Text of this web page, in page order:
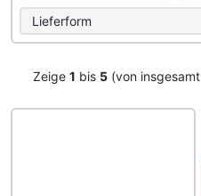
Zeige 1 bis 5(von insgesamt